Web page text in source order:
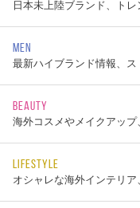
日本未上陸ブランド、ト
MEN
最新ハイブランド情報、
BEAUTY
海外コスメやメイクアッ
LIFESTYLE
オシャレな海外インテリ